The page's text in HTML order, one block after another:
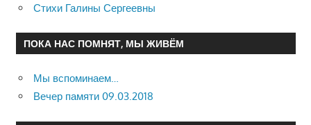
Стихи Галины Сергеевны
ПОКА НАС ПОМНЯТ, МЫ ЖИВЁМ
Мы вспоминаем…
Вечер памяти 09.03.2018